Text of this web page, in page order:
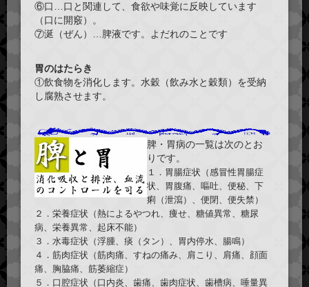
⑥口…口と関連して、食欲や味覚に反映しています
（口に開竅）。
⑦涎（ぜん）…脾液です。よだれのことです
胃のはたらき
①飲食物を消化します。水穀（飲み水と穀類）を受納
し腐熟させます。
脾・胃病の一覧は次のとお
りです。
１．胃腸症状（感冒性胃腸症
状、胃腹痛、嘔吐、便秘、下
痢（泄瀉）、便閉、便失禁）
２．栄養症状（熱によるやつれ、痩せ、糖値異常、糖尿
病、栄養異常、起床不能）
３．水毒症状（浮腫、痰（タン）、胃内停水、腸鳴）
４．筋肉症状（筋肉痛、すねの痛み、肩こり、肩痛、顔面
痛、胸脇痛、筋萎縮症）
５．口腔症状（口内炎、歯痛、歯肉症状、歯槽病、唾量異